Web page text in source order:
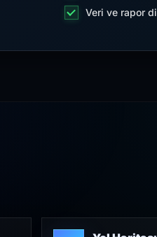
Veri ve rapor